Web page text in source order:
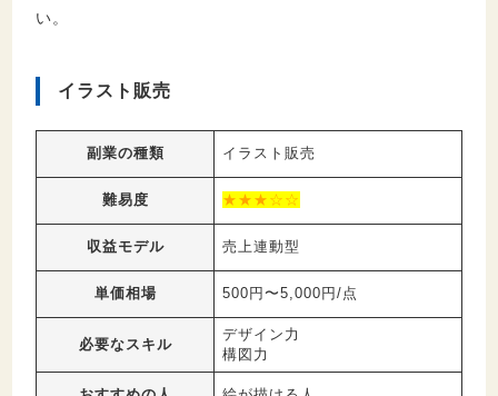
い。
イラスト販売
副業の種類 イラスト販売
難易度 ★★★☆☆
収益モデル 売上連動型
単価相場 500円〜5,000円/点
必要なスキル
デザイン力
構図力